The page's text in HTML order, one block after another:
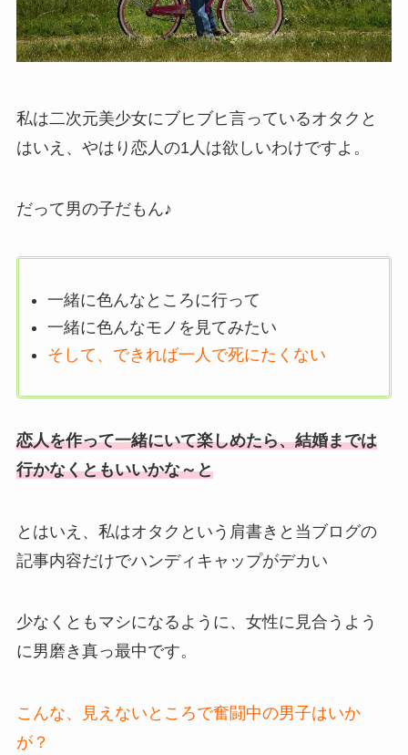
私は二次元美少女にブヒブヒ言っているオタクと
はいえ、やはり恋人の1人は欲しいわけですよ。
だって男の子だもん♪
一緒に色んなところに行って
一緒に色んなモノを見てみたい
そして、できれば一人で死にたくない
恋人を作って一緒にいて楽しめたら、結婚までは
行かなくともいいかな～と
とはいえ、私はオタクという肩書きと当ブログの
記事内容だけでハンディキャップがデカい
少なくともマシになるように、女性に見合うよう
に男磨き真っ最中です。
こんな、見えないところで奮闘中の男子はいか
が？